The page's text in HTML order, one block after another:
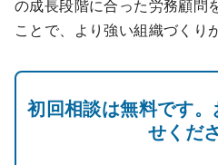
の成長段階に合った労務顧問
ことで、より強い組織づくり
初回相談は無料です
せくだ